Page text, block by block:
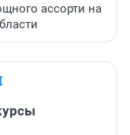
ассорти на